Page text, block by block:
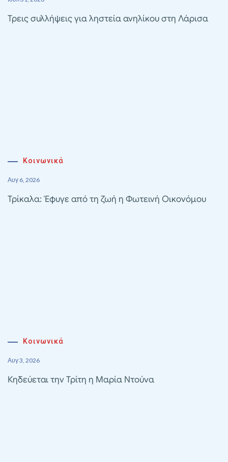
Τρεις συλλήψεις για ληστεία ανηλίκου στη Λάρισα
Κοινωνικά
Αυγ 6, 2026
Τρίκαλα: Έφυγε από τη ζωή η Φωτεινή Οικονόμου
Κοινωνικά
Αυγ 3, 2026
Κηδεύεται την Τρίτη η Μαρία Ντούνα